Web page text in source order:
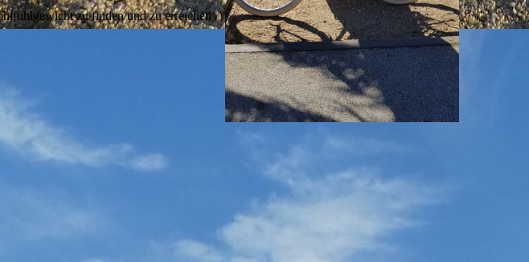
zu finden und zu erreichen